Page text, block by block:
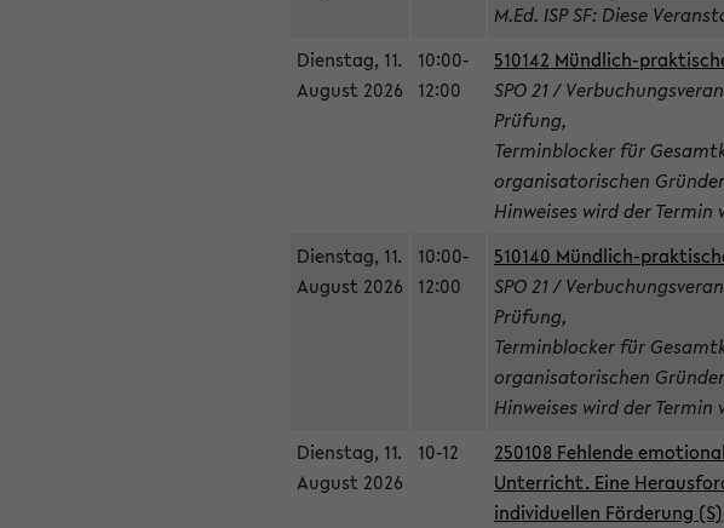
M.Ed. ISP SF: Diese
Dienstag, 11.
August 2026
10:00-
12:00
510142 Mündlich-
SPO 21 /
Prüfung,
Terminblocker für
organisatorischen
Hinweises wird der Termin
Dienstag, 11.
August 2026
10:00-
12:00
510140 Mündlich-
SPO 21 /
Prüfung,
Terminblocker für
organisatorischen
Hinweises wird der Termin
Dienstag, 11.
August 2026
10-12
250108 Fehlende
Unterricht. Eine
individuellen Förderung (S)